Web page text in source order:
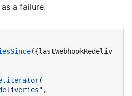
a failure.
({lastWebhookRedeliv
. iterator(
deliveries" ,